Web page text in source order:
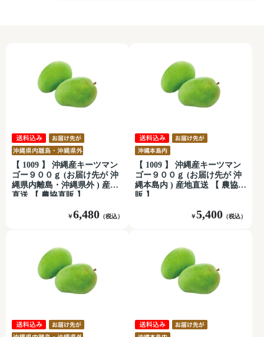
【 1009 】 沖縄産キーツマン
ゴー９００ｇ (お届け先が 沖
縄県内離島・沖縄県外 ) 産地
直送 【 農協直販 】
￥6,480 （税込）
【 1009 】 沖縄産キーツマン
ゴー９００ｇ (お届け先が 沖
縄本島内 ) 産地直送 【 農協直
販 】
￥5,400 （税込）